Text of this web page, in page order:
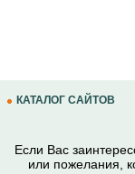
КАТАЛОГ САЙТОВ
Если Вас
или пожелания,